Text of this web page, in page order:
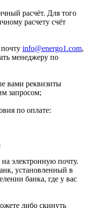
расчёт. Для того
расчету счёт
info@energo1.com,
менеджеру по
вами реквизиты
запросом;
по оплате:
электронную почту.
установленный в
банка, где у вас
либо скинуть